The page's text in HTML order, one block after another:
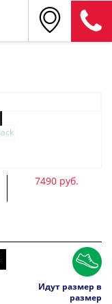
7490 руб.
Идут размер в
размер